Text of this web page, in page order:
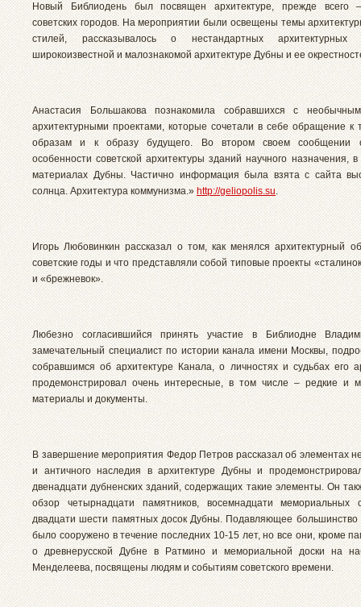
Новый Библиодень был посвящен архитектуре, прежде всего –
советских городов. На мероприятии были освещены темы
стилей, рассказывалось о нестандартных
широкоизвестной и малознакомой архитектуре Дубны и ее
Анастасия Большакова познакомила собравшихся с
архитектурными проектами, которые сочетали в себе обращение к
образам и к образу будущего. Во втором своем сообщении
особенности советской архитектуры зданий научного назначения,
материалах Дубны. Частично информация была взята с сайта
солнца. Архитектура коммунизма.» http://geliopolis.su.
Игорь Любовинкин рассказал о том, как менялся архитектурный
советские годы и что представляли собой типовые проекты
и «брежневок».
Любезно согласившийся принять участие в Библиодне
замечательный специалист по истории канала имени Москвы,
собравшимся об архитектуре Канала, о личностях и судьбах его
продемонстрировал очень интересные, в том числе – редкие и
материалы и документы.
В завершение мероприятия Федор Петров рассказал об элементах
и античного наследия в архитектуре Дубны и
двенадцати дубненских зданий, содержащих такие элементы. Он
обзор четырнадцати памятников, восемнадцати мемориальных
двадцати шести памятных досок Дубны. Подавляющее большинство
было сооружено в течение последних 10-15 лет, но все они, кроме
о древнерусской Дубне в Ратмино и мемориальной доски на
Менделеева, посвящены людям и событиям советского времени.